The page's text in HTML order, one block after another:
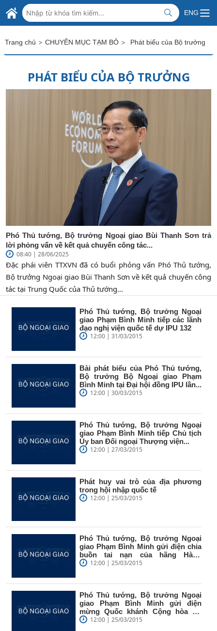
Skip to Main Content
BỘ NGOẠI GIAO VIỆT NAM
MINISTRY OF FOREIGN AFFAIRS
ENG
Trang chủ > CHUYÊN MỤC TẠM BỎ > Phát biểu của Bộ trưởng
PHÁT BIỂU CỦA BỘ TRƯỞNG
Phó Thủ tướng, Bộ trưởng Ngoại giao Bùi Thanh Sơn trả
lời phỏng vấn về kết quả chuyến công tác...
08:40 | 28/06/2025
Đặc phái viên TTXVN đã có buổi phỏng vấn Phó Thủ tướng,
Bộ trưởng Ngoại giao Bùi Thanh Sơn về kết quả chuyến công
tác tại Trung Quốc của Thủ tướng...
Phó Thủ tướng, Bộ trưởng Ngoại
giao Phạm Bình Minh tiếp các lãnh
đạo nghị viện quốc tế dự IPU 132
12:00 | 31/03/2015
Bài phát biểu của Phó Thủ tướng,
Bộ trưởng Bộ Ngoại giao Phạm
Bình Minh tại Đại hội đồng IPU lần...
12:00 | 30/03/2015
Phó Thủ tướng, Bộ trưởng Ngoại
giao Phạm Bình Minh tiếp Chủ tịch
Ủy ban Đối ngoại Thượng viện...
12:00 | 27/03/2015
Phát huy vai trò của địa phương
trong hội nhập quốc tế
12:00 | 25/03/2015
Phó Thủ tướng, Bộ trưởng Ngoại
giao Phạm Bình Minh gửi điện chia
buồn tai nạn của hãng Hàng
không...
12:00 | 25/03/2015
Phó Thủ tướng, Bộ trưởng Ngoại
giao Phạm Bình Minh gửi điện
mừng Quốc khánh Cộng hòa Hy
Lạp12:00 | 25/03/2015